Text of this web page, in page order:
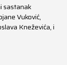
sastanak
Vuković,
Kneževića, i
Mustafe.